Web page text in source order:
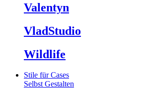
Valentyn
VladStudio
Wildlife
Stile für Cases
Selbst Gestalten